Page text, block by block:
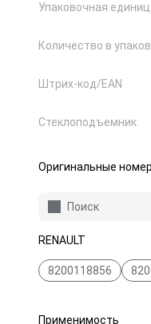
Упаковочная
Количество в
Штрих-код/EAN
Стеклоподъемник
Оригинальные
Поиск
RENAULT
8200118856
Применимость